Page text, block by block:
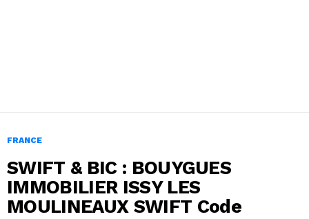
FRANCE
SWIFT & BIC : BOUYGUES
IMMOBILIER ISSY LES
MOULINEAUX SWIFT Code